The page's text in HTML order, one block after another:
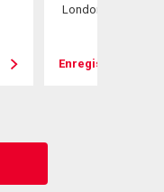
London North
Enregistrer